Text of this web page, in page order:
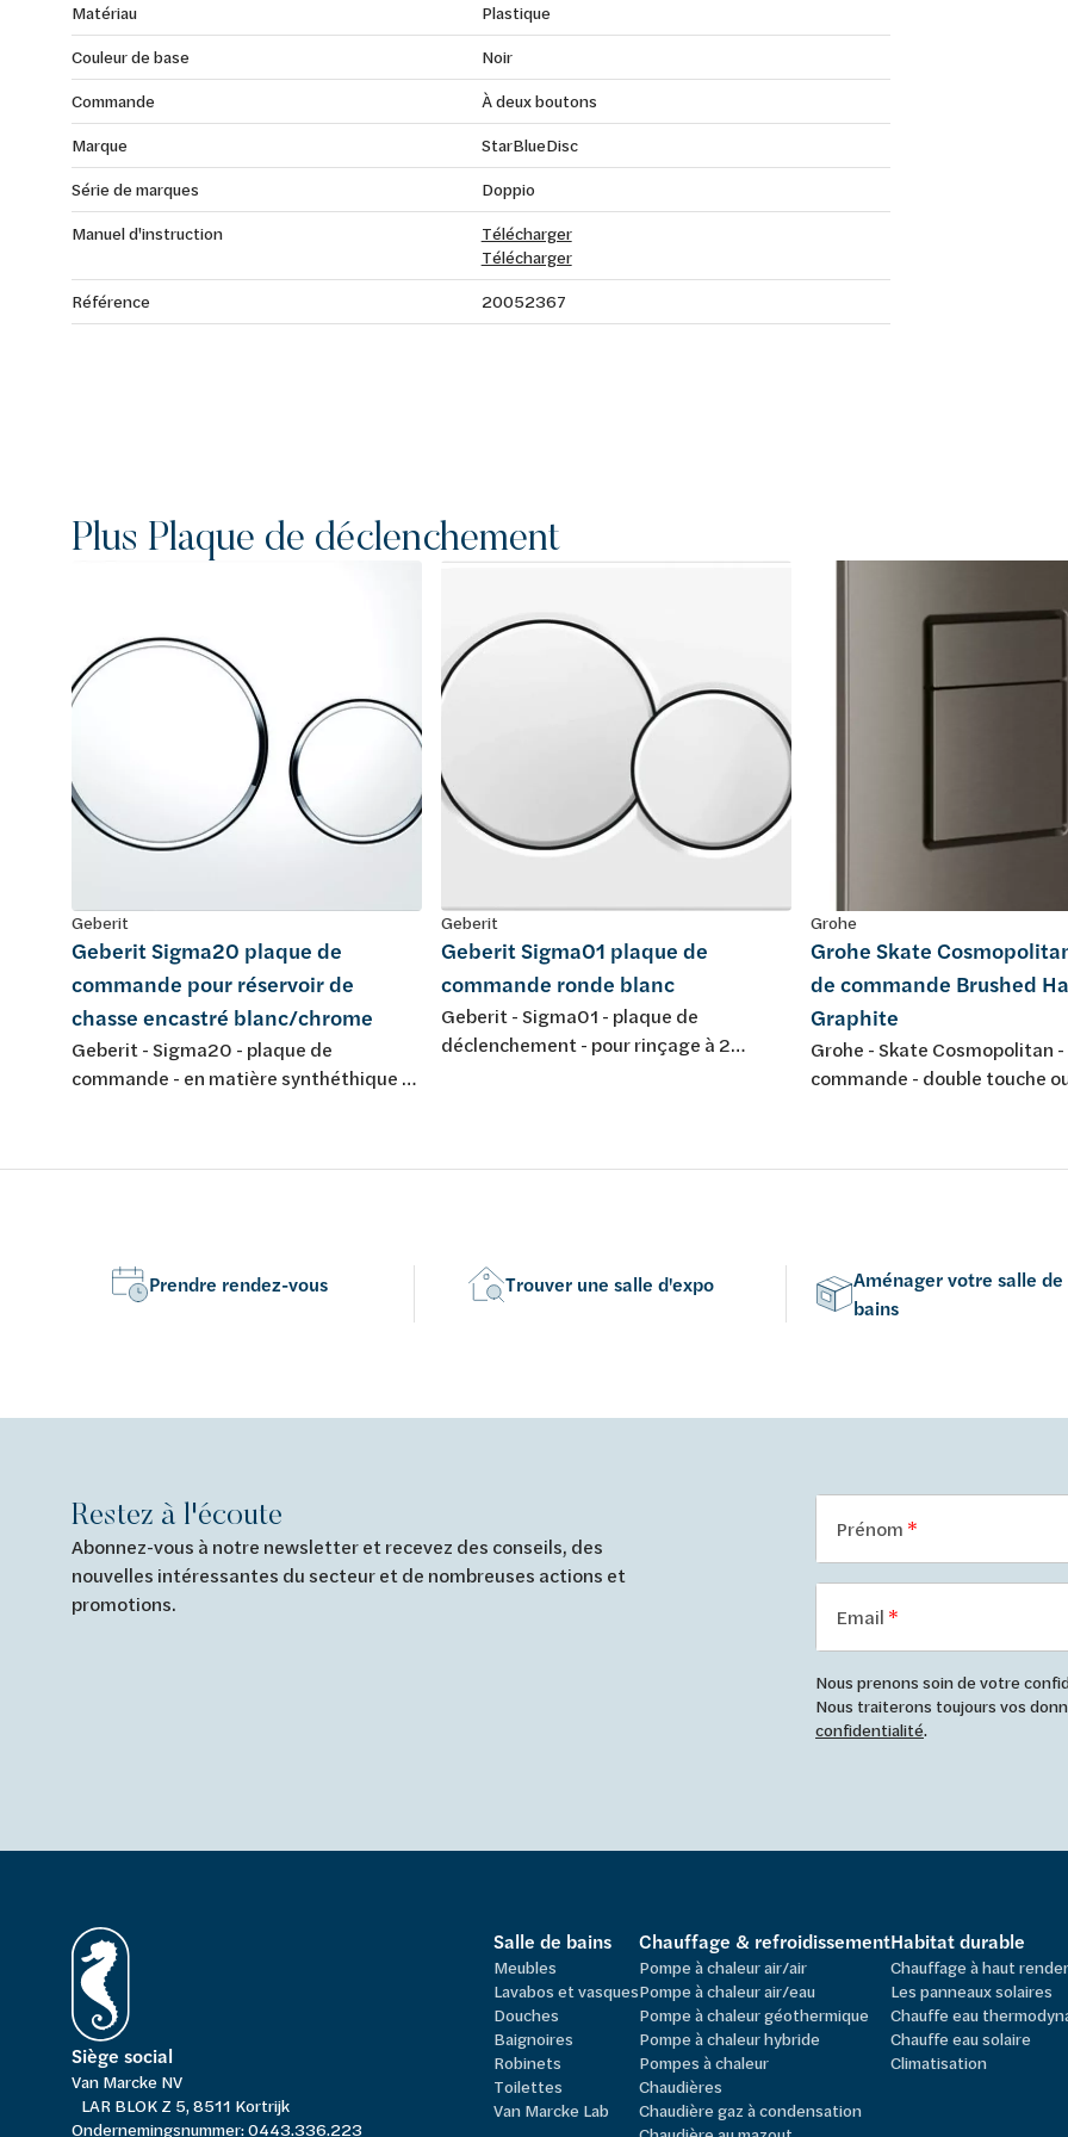
Matériau
Plastique
Couleur de base
Noir
Commande
À deux boutons
Marque
StarBlueDisc
Série de marques
Doppio
Manuel d'instruction
Télécharger
Télécharger
Référence
20052367
Plus Plaque de déclenchement
Geberit
Geberit Sigma20 plaque de
commande pour réservoir de
chasse encastré blanc/chrome
Geberit - Sigma20 - plaque de
commande - en matière synthéthique -
Geberit
Geberit Sigma01 plaque de
commande ronde blanc
Geberit - Sigma01 - plaque de
déclenchement - pour rinçage à 2
Grohe
Grohe Skate
de commande Brushed
Graphite
Grohe - Skate Cosmopolitan
commande - double touche
vertical - 156 x 197 mm -
Prendre rendez-vous Trouver une salle d'expo
Aménager votre salle de
bains
Restez à l'écoute
Abonnez-vous à notre newsletter et recevez des conseils, des
nouvelles intéressantes du secteur et de nombreuses actions et
promotions.
Prénom
Email
Nous prenons soin de votre
Nous traiterons toujours vos
confidentialité.
Siège social
Van Marcke NV
LAR BLOK Z 5, 8511 Kortrijk
Ondernemingsnummer: 0443.336.223
Salle de bains
Meubles
Lavabos et vasques
Douches
Baignoires
Robinets
Toilettes
Van Marcke Lab
Chauffage & refroidissement
Pompe à chaleur air/air
Pompe à chaleur air/eau
Pompe à chaleur géothermique
Pompe à chaleur hybride
Pompes à chaleur
Chaudières
Chaudière gaz à condensation
Habitat durable
Chauffage à haut
Les panneaux solaires
Chauffe eau
Chauffe eau solaire
Climatisation